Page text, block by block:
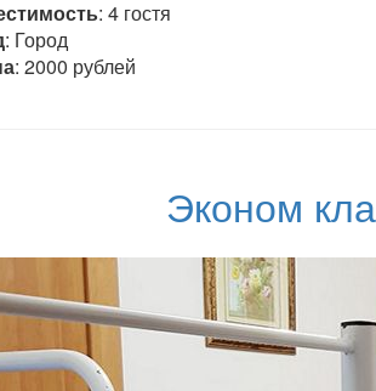
: 4 гостя
: Город
: 2000 рублей
Эконом